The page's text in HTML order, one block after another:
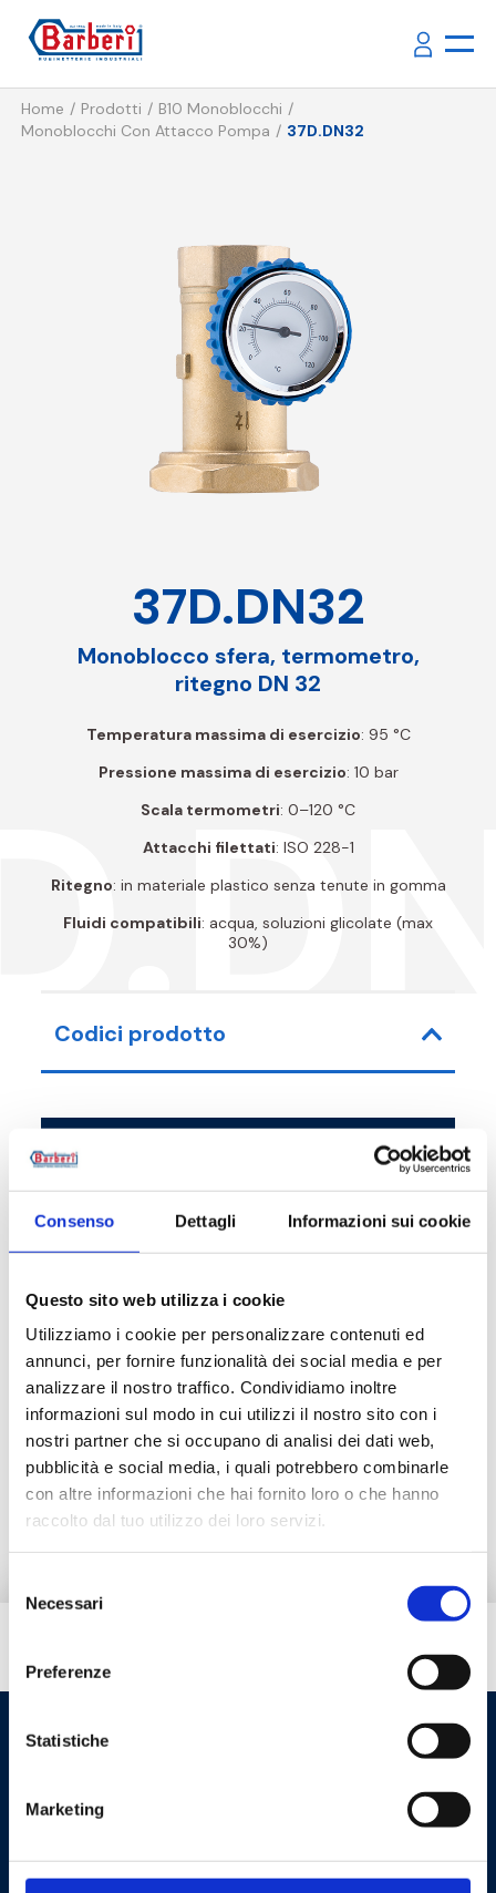
Consenso Dettagli Informazioni sui cookie
Questo sito web utilizza i cookie
Utilizziamo i cookie per personalizzare contenuti ed
annunci, per fornire funzionalità dei social media e per
analizzare il nostro traffico. Condividiamo inoltre
informazioni sul modo in cui utilizzi il nostro sito con i
nostri partner che si occupano di analisi dei dati web,
pubblicità e social media, i quali potrebbero combinarle
con altre informazioni che hai fornito loro o che hanno
raccolto dal tuo utilizzo dei loro servizi.
delNecessari
Preferenze
Statistiche
Marketing
Home Prodotti
B10 Monoblocchi
Monoblocchi Con Attacco Pompa
37D.DN32
37D.DN32
Monoblocco sfera, termometro,
ritegno DN 32
Temperatura massima di esercizio: 95 °C
Pressione massima di esercizio: 10 bar
Scala termometri: 0–120 °C
Attacchi filettati: ISO 228-1
Ritegno: in materiale plastico senza tenute in gomma
Fluidi compatibili: acqua, soluzioni glicolate (max
30%)
Codici prodotto
Codice articolo Misura
G 1 1/4 F - G 2 RN
Descrizione
Documentazione
Ricambi